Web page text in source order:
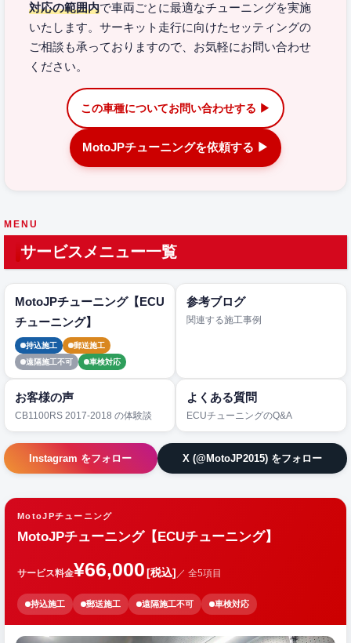
対応の範囲内で車両ごとに最適なチューニングを実施
いたします。サーキット走行に向けたセッティングの
ご相談も承っておりますので、お気軽にお問い合わせ
ください。
この車種についてお問い合わせする ▶
MotoJPチューニングを依頼する ▶
MENU
サービスメニュー一覧
MotoJPチューニング【ECU
チューニング】
持込施工
郵送施工
遠隔施工不可
車検対応
参考ブログ
関連する施工事例
お客様の声
CB1100RS 2017-2018 の体験談
よくある質問
ECUチューニングのQ&A
Instagram をフォロー X (@MotoJP2015) をフォロー
MotoJPチューニング
MotoJPチューニング【ECUチューニング】
サービス料金¥66,000[税込] ／ 全5項目
持込施工 郵送施工 遠隔施工不可 車検対応